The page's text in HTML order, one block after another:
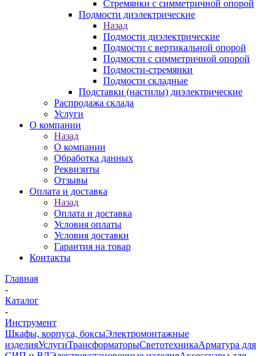
Стремянки с симметричной опорой
Подмости диэлектрические
Назад
Подмости диэлектрические
Подмости с вертикальной опорой
Подмости с симметричной опорой
Подмости-стремянки
Подмости складные
Подставки (настилы) диэлектрические
Распродажа склада
Услуги
О компании
Назад
О компании
Обработка данных
Реквизиты
Отзывы
Оплата и доставка
Назад
Оплата и доставка
Условия оплаты
Условия доставки
Гарантия на товар
Контакты
Главная
-
Каталог
-
Инструмент
Шкафы, корпуса, боксыЭлектромонтажные
изделияУслугиТрансформаторыСветотехникаАрматура для